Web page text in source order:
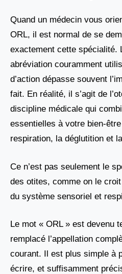
Quand un médecin vous
ORL, il est normal de se
exactement cette spécialité.
abréviation couramment
d’action dépasse souvent
fait. En réalité, il s’agit de
discipline médicale qui
essentielles à votre bien-
respiration, la déglutition et
Ce n’est pas seulement le
des otites, comme on le
du système sensoriel et
Le mot « ORL » est devenu
remplacé l’appellation
courant. Il est plus simple à
écrire, et suffisamment